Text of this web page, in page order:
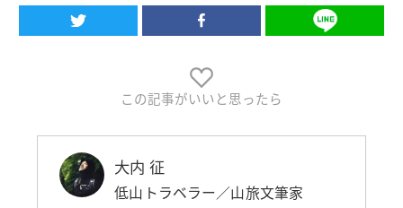
この記事がいいと思ったら
大内 征
低山トラベラー／山旅文筆家